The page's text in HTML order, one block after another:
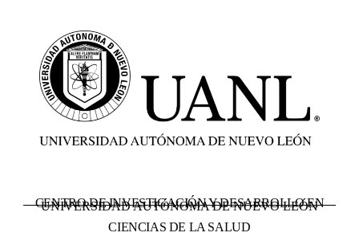
UNIVERSIDAD AUTÓNOMA DE NUEVO LEÓN
CENTRO DE INVESTIGACIÓN Y DESARROLLO EN
CIENCIAS DE LA SALUD